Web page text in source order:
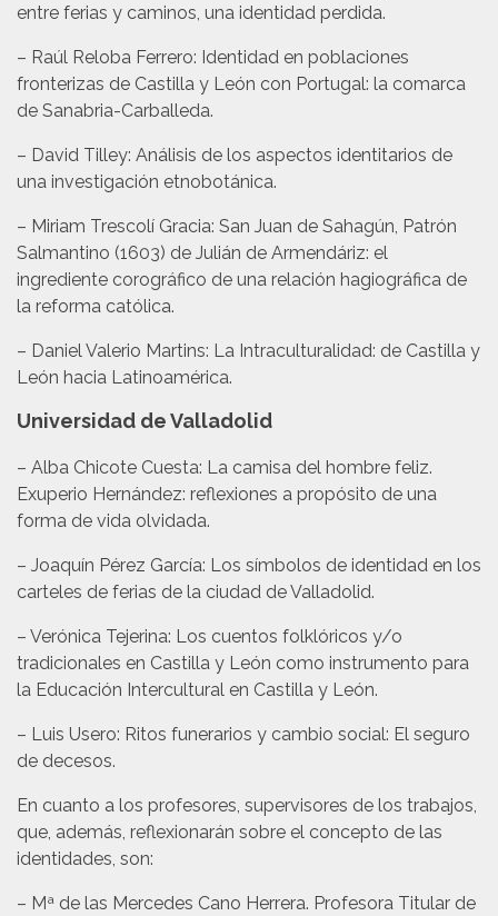
entre ferias y caminos, una identidad perdida.
– Raúl Reloba Ferrero: Identidad en poblaciones
fronterizas de Castilla y León con Portugal: la comarca
de Sanabria-Carballeda.
– David Tilley: Análisis de los aspectos identitarios de
una investigación etnobotánica.
– Miriam Trescolí Gracia: San Juan de Sahagún, Patrón
Salmantino (1603) de Julián de Armendáriz: el
ingrediente corográfico de una relación hagiográfica de
la reforma católica.
– Daniel Valerio Martins: La Intraculturalidad: de Castilla y
León hacia Latinoamérica.
Universidad de Valladolid
– Alba Chicote Cuesta: La camisa del hombre feliz.
Exuperio Hernández: reflexiones a propósito de una
forma de vida olvidada.
– Joaquín Pérez García: Los símbolos de identidad en los
carteles de ferias de la ciudad de Valladolid.
– Verónica Tejerina: Los cuentos folklóricos y/o
tradicionales en Castilla y León como instrumento para
la Educación Intercultural en Castilla y León.
– Luis Usero: Ritos funerarios y cambio social: El seguro
de decesos.
En cuanto a los profesores, supervisores de los trabajos,
que, además, reflexionarán sobre el concepto de las
identidades, son:
– Mª de las Mercedes Cano Herrera. Profesora Titular de